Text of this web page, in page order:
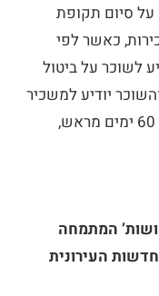
על סיום תקופת
כאשר לפי
לשוכר על ביטול
והשוכר יודיע למשכיר
על ביטול החוזה בהתאם לתניה כאמור, 60 ימים מראש,
ושות’ המתמחה
העירונית